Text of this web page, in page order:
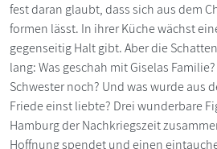
fest daran glaubt, dass sich aus dem
formen lässt. In ihrer Küche wächst
gegenseitig Halt gibt. Aber die
lang: Was geschah mit Giselas
Schwester noch? Und was wurde aus
Friede einst liebte? Drei wunderbare
Hamburg der Nachkriegszeit
Hoffnung spendet und einen